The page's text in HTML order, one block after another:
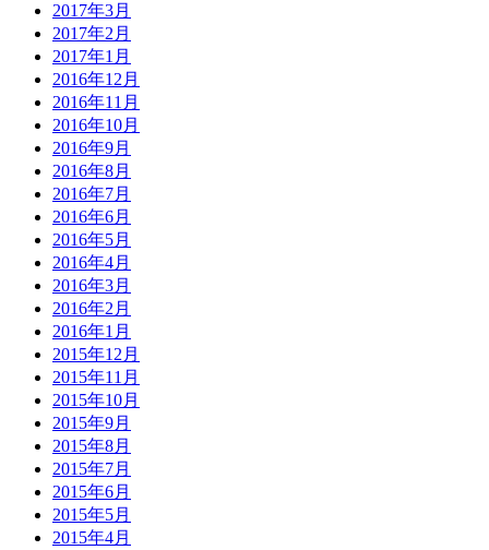
2017年3月
2017年2月
2017年1月
2016年12月
2016年11月
2016年10月
2016年9月
2016年8月
2016年7月
2016年6月
2016年5月
2016年4月
2016年3月
2016年2月
2016年1月
2015年12月
2015年11月
2015年10月
2015年9月
2015年8月
2015年7月
2015年6月
2015年5月
2015年4月